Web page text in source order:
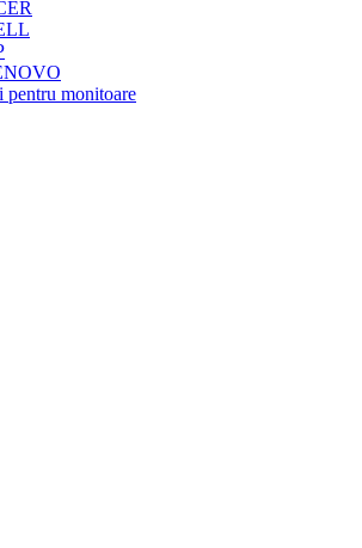
pentru monitoare